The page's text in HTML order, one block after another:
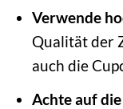
Verwende
Qualität der
auch die
Achte auf